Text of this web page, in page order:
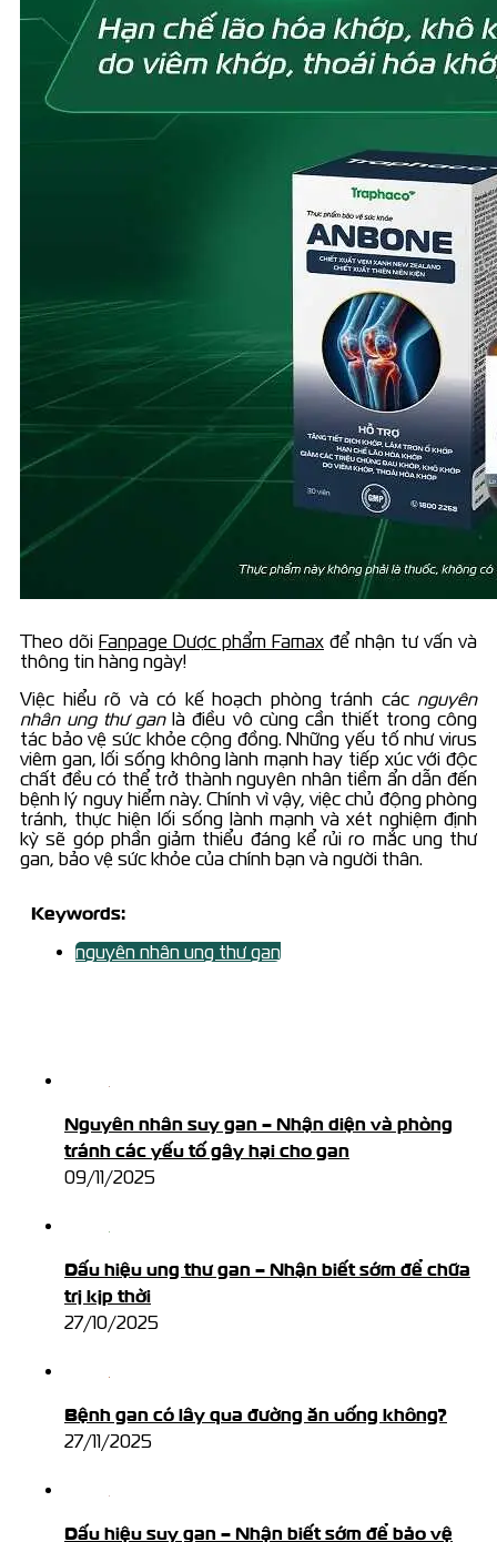
Theo dõi Fanpage Dược phẩm Famax để nhận tư vấn và
thông tin hàng ngày!
Việc hiểu rõ và có kế hoạch phòng tránh các nguyên
nhân ung thư ganlà điều vô cùng cần thiết trong công
tác bảo vệ sức khỏe cộng đồng. Những yếu tố như virus
viêm gan, lối sống không lành mạnh hay tiếp xúc với độc
chất đều có thể trở thành nguyên nhân tiềm ẩn dẫn đến
bệnh lý nguy hiểm này. Chính vì vậy, việc chủ động phòng
tránh, thực hiện lối sống lành mạnh và xét nghiệm định
kỳ sẽ góp phần giảm thiểu đáng kể rủi ro mắc ung thư
gan, bảo vệ sức khỏe của chính bạn và người thân.
Keywords:
nguyên nhân ung thư gan
Nguyên nhân suy gan – Nhận diện và phòng
tránh các yếu tố gây hại cho gan
09/11/2025
Dấu hiệu ung thư gan – Nhận biết sớm để chữa
trị kịp thời
27/10/2025
Bệnh gan có lây qua đường ăn uống không?
27/11/2025
Dấu hiệu suy gan – Nhận biết sớm để bảo vệ